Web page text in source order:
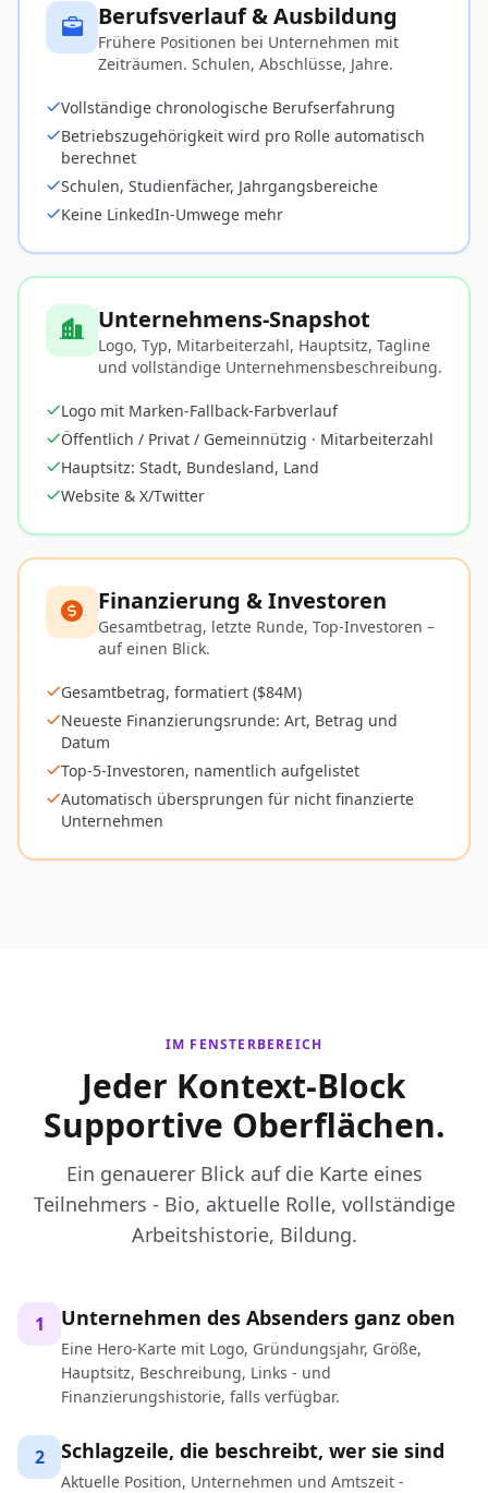
Berufsverlauf & Ausbildung
Frühere Positionen bei Unternehmen mit
Zeiträumen. Schulen, Abschlüsse, Jahre.
Vollständige chronologische Berufserfahrung
Betriebszugehörigkeit wird pro Rolle automatisch
berechnet
Schulen, Studienfächer, Jahrgangsbereiche
Keine LinkedIn-Umwege mehr
Unternehmens-Snapshot
Logo, Typ, Mitarbeiterzahl, Hauptsitz, Tagline
und vollständige Unternehmensbeschreibung.
Logo mit Marken-Fallback-Farbverlauf
Öffentlich / Privat / Gemeinnützig · Mitarbeiterzahl
Hauptsitz: Stadt, Bundesland, Land
Website & X/Twitter
Finanzierung & Investoren
Gesamtbetrag, letzte Runde, Top-Investoren –
auf einen Blick.
Gesamtbetrag, formatiert ($84M)
Neueste Finanzierungsrunde: Art, Betrag und
Datum
Top-5-Investoren, namentlich aufgelistet
Automatisch übersprungen für nicht finanzierte
Unternehmen
IM FENSTERBEREICH
Jeder Kontext-Block
Supportive Oberflächen.
Ein genauerer Blick auf die Karte eines
Teilnehmers - Bio, aktuelle Rolle, vollständige
Arbeitshistorie, Bildung.
1 Unternehmen des Absenders ganz oben
Eine Hero-Karte mit Logo, Gründungsjahr, Größe,
Hauptsitz, Beschreibung, Links - und
Finanzierungshistorie, falls verfügbar.
2 Schlagzeile, die beschreibt, wer sie sind
Aktuelle Position, Unternehmen und Amtszeit -